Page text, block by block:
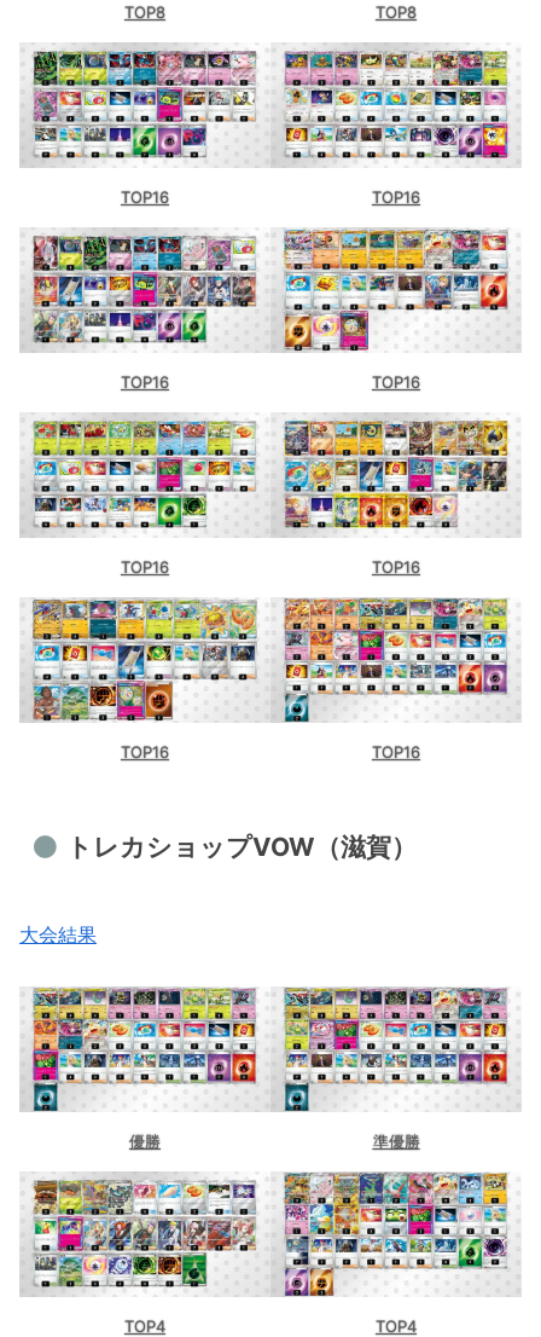
賀）
カードショップ＠ほ～む。（鹿児島）
フルコンプ福岡天神店（福岡）
BOOKOFF54号広島八木店（広島）
トレカショップKCC（埼玉）
TSUTAYA西友町田店（東京）
BOOKOFF イトーヨーカドー流山店
（千葉）
福福トレカ 秋葉原店（東京）
ブックオフ武蔵小金井（東京）
TSUTAYA宇都宮インターパークビレッ
ジ店（栃木）
ブックエース勝田東石川店（茨城）
ブックオフ多摩永山（東京）
フルコンプ 八王子本店（東京）
竜星のPAO 大宮店（埼玉）
カードショップリドル京急蒲田店（東
京）
シティリーグ4/30【木】
ブックオフ多摩永山（東京）
シティリーグ5/1【金】
ドラゴンスター池袋店（東京）
TOP8 TOP8
TOP16 TOP16
TOP16 TOP16
TOP16 TOP16
TOP16 TOP16
トレカショップVOW（滋賀）
大会結果
優勝 準優勝
TOP4 TOP4